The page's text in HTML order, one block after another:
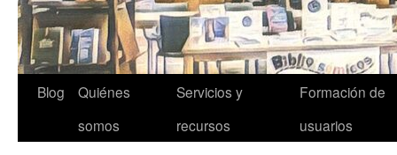
Blog
Quiénes
somos
Servicios y
recursos
Formación de
usuarios